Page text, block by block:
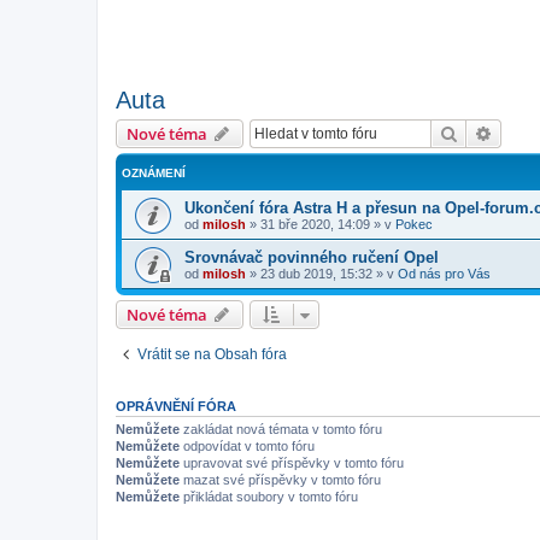
Auta
Nové téma Hledat
OZNÁMENÍ
Ukončení fóra Astra H a přesun na Opel-
od milosh » 31 bře 2020, 14:09 » v Pokec
Srovnávač povinného ručení Opel
od milosh » 23 dub 2019, 15:32 » v Od nás pro Vás
Nové téma
Vrátit se na Obsah fóra
OPRÁVNĚNÍ FÓRA
Nemůžete zakládat nová témata v tomto fóru
Nemůžete odpovídat v tomto fóru
Nemůžete upravovat své příspěvky v tomto fóru
Nemůžete mazat své příspěvky v tomto fóru
Nemůžete přikládat soubory v tomto fóru